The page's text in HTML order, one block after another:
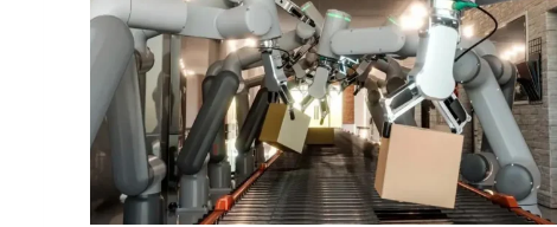
MEJOR
OPCIÓN
PARA
TU
FÁBRICA
EN
2025?